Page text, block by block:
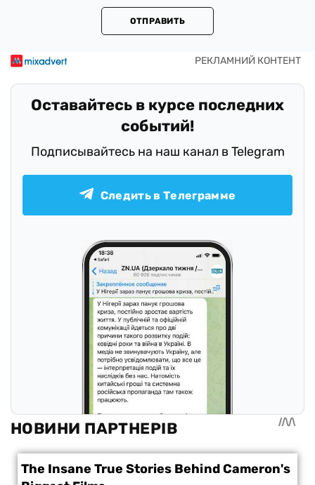
ОТПРАВИТЬ
Оставайтесь в курсе последних
событий!
Подписывайтесь на наш канал в Telegram
Следить в Телеграмме